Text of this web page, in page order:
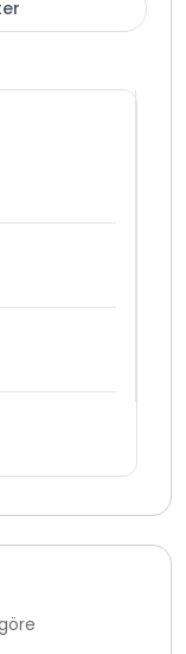
yakın bir
bir